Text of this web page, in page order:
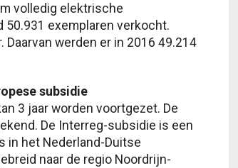
volledig elektrische
50.931 exemplaren verkocht.
werden er in 2016 49.214
subsidie
3 jaar worden voortgezet. De
De Interreg-subsidie is een
in het Nederland-Duitse
naar de regio Noordrijn-